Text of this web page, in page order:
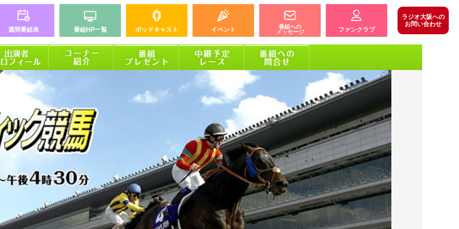
週間番組表 番組HP一覧 ポッドキャスト イベント
番組への
メッセージ
ファンクラブ
ラジオ大阪への
お問い合わせ